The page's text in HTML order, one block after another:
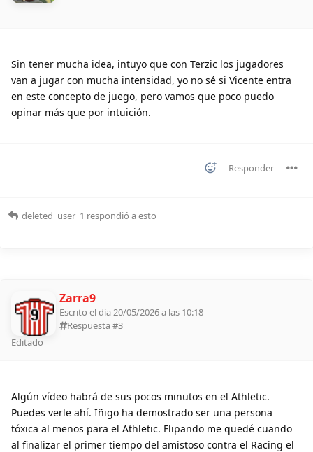
Sin tener mucha idea, intuyo que con Terzic los jugadores
van a jugar con mucha intensidad, yo no sé si Vicente entra
en este concepto de juego, pero vamos que poco puedo
opinar más que por intuición.
Responder
deleted_user_1 respondió a esto
Zarra9
Escrito el día 20/05/2026 a las 10:18
Respuesta #3
Editado
Algún vídeo habrá de sus pocos minutos en el Athletic.
Puedes verle ahí. Iñigo ha demostrado ser una persona
tóxica al menos para el Athletic. Flipando me quedé cuando
al finalizar el primer tiempo del amistoso contra el Racing el